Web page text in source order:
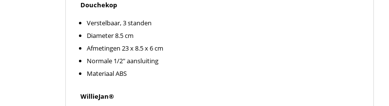
Douchekop
Verstelbaar, 3 standen
Diameter 8.5 cm
Afmetingen 23 x 8.5 x 6 cm
Normale 1/2″ aansluiting
Materiaal ABS
WillieJan®